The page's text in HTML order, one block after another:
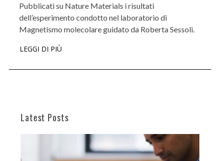
Pubblicati su Nature Materials i risultati
dell’esperimento condotto nel laboratorio di
Magnetismo molecolare guidato da Roberta Sessoli.
LEGGI DI PIÙ
Latest Posts